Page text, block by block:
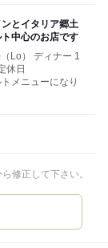
とイタリア郷土
中心のお店です
Lo） ディナー 1
休日
メニューになり
修正して下さい。